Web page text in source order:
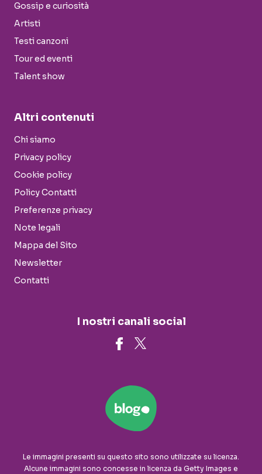
Gossip e curiosità
Artisti
Testi canzoni
Tour ed eventi
Talent show
Altri contenuti
Chi siamo
Privacy policy
Cookie policy
Policy Contatti
Preferenze privacy
Note legali
Mappa del Sito
Newsletter
Contatti
I nostri canali social
Le immagini presenti su questo sito sono utilizzate su licenza.
Alcune immagini sono concesse in licenza da Getty Images e